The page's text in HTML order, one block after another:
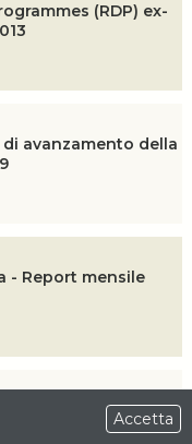
(RDP) ex-
avanzamento della
- Report mensile
per lo sviluppo
Accetta